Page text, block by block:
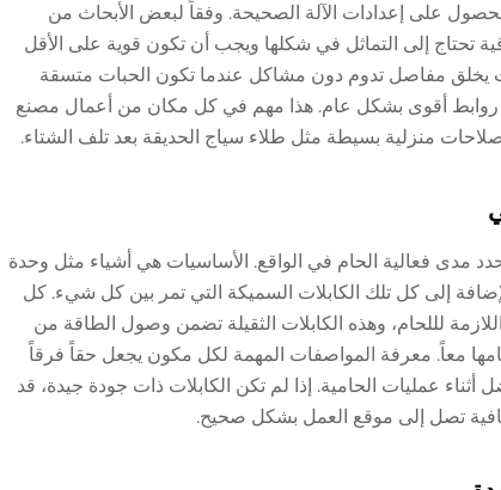
على إعدادات الآلة الصحيحة. وفقاً لبعض الأبحاث من
في عام 2022، الحوائط الراقية تحتاج إلى التماثل في شكلها ويجب أن تكون قوية على الأقل
يخلق مفاصل تدوم دون مشاكل عندما تكون الحبات متسقة
روابط أقوى بشكل عام. هذا مهم في كل مكان من أعمال مصنع
منزلية بسيطة مثل طلاء سياج الحديقة بعد تلف الشتاء.
مدى فعالية الحام في الواقع. الأساسيات هي أشياء مثل وحدة
إلى كل تلك الكابلات السميكة التي تمر بين كل شيء. كل
لللحام، وهذه الكابلات الثقيلة تضمن وصول الطاقة من
معاً. معرفة المواصفات المهمة لكل مكون يجعل حقاً فرقاً
عمليات الحامية. إذا لم تكن الكابلات ذات جودة جيدة، قد
تصل إلى موقع العمل بشكل صحيح.